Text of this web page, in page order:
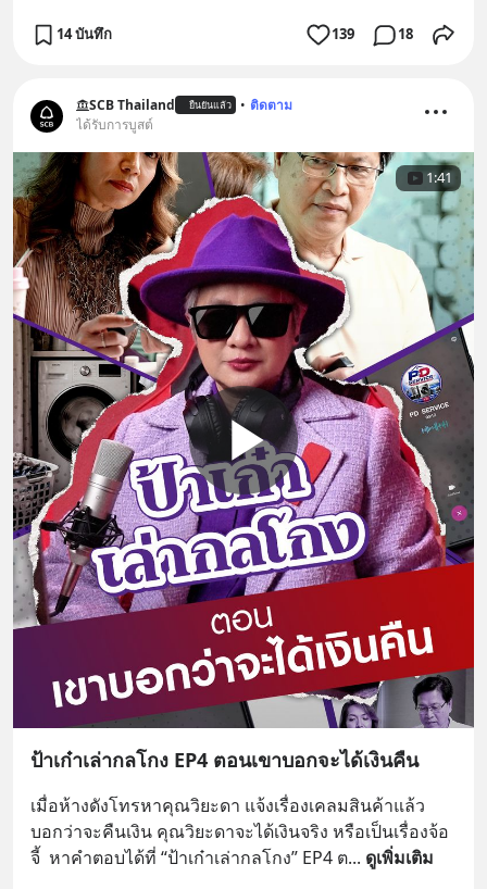
14 บันทึก 139 18
SCB Thailand ยืนยันแล้ว • ติดตาม
ได้รับการบูสต์
1:41
ป้าเก๋าเล่ากลโกง EP4 ตอนเขาบอกจะได้เงินคืน
เมื่อห้างดังโทรหาคุณวิยะดา แจ้งเรื่องเคลมสินค้าแล้ว
บอกว่าจะคืนเงิน คุณวิยะดาจะได้เงินจริง หรือเป็นเรื่องจ้อ
จี้  หาคำตอบได้ที่ “ป้าเก๋าเล่ากลโกง” EP4 ต... ดูเพิ่มเติม